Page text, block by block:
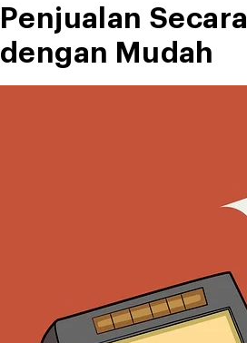
Penjualan
dengan Mudah